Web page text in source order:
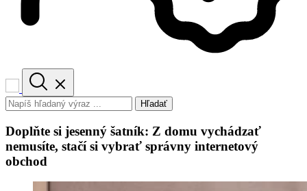
Hľadať
Doplňte si jesenný šatník: Z domu vychádzať
nemusíte, stačí si vybrať správny internetový
obchod